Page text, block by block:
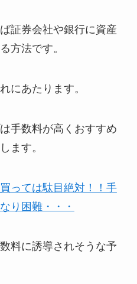
証券会社や銀行に資産
方法です。
にあたります。
手数料が高くおすすめ
ます。
っては駄目絶対！！手
り困難・・・
料に誘導されそうな予